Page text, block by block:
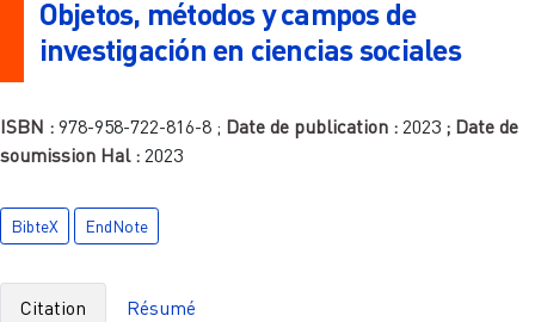
Objetos, métodos y campos de
investigación en ciencias sociales
ISBN : 978-958-722-816-8 ; Date de publication : 2023 ; Date de
soumission Hal : 2023
BibteX EndNote
Citation Résumé